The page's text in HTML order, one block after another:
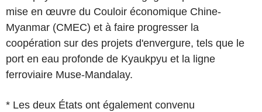
mise en œuvre du Couloir économique Chine-
Myanmar (CMEC) et à faire progresser la
coopération sur des projets d'envergure, tels que le
port en eau profonde de Kyaukpyu et la ligne
ferroviaire Muse-Mandalay.
* Les deux États ont également convenu